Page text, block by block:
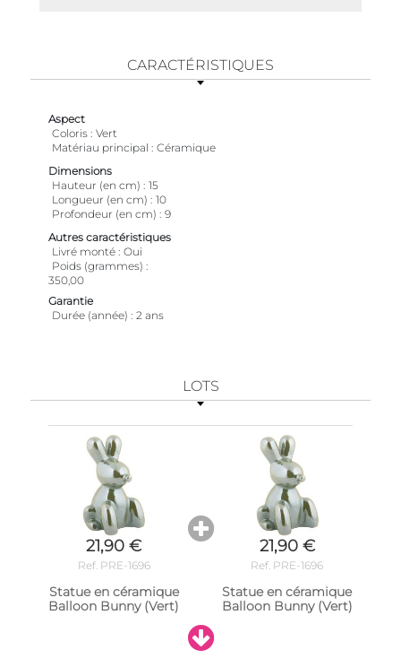
CARACTÉRISTIQUES
Aspect
Coloris Vert
Matériau principal
Céramique
Dimensions
Hauteur (en cm)
15
Longueur (en cm)
10
Profondeur (en cm)
9
Autres caractéristiques
Livré monté Oui
Poids (grammes)
350,00
Garantie
Durée (année)
2 ans
LOTS
21,90 €
Ref. PRE-1696
Statue en céramique
Balloon Bunny (Vert)
21,90 €
Ref. PRE-1696
Statue en céramique
Balloon Bunny (Vert)